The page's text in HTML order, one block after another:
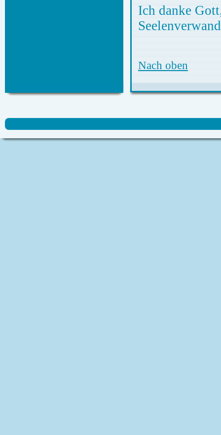
Ich danke
Nach oben